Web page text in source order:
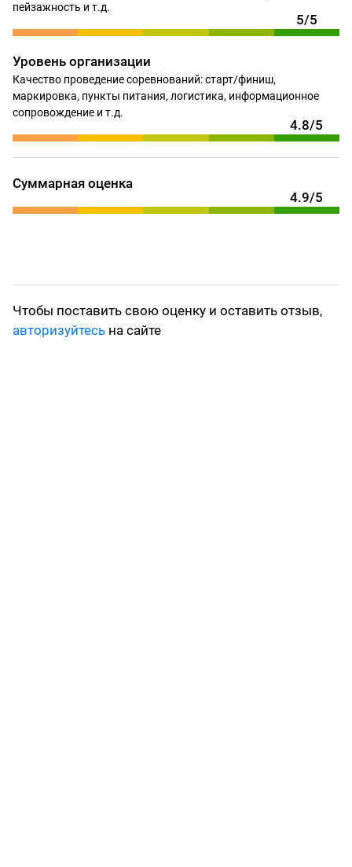
пейзажность и т.д.
5/5
Уровень организации
Качество проведение соревнований: старт/финиш,
маркировка, пункты питания, логистика, информационное
сопровождение и т.д.
4.8/5
Суммарная оценка
4.9/5
Чтобы поставить свою оценку и оставить отзыв,
авторизуйтесь на сайте